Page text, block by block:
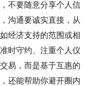
不要随意分享个人信
沟通要诚实直接，从
经济支持的范围或相
时守约、注重个人仪
易，而是基于互惠的
还能帮助你避开圈内